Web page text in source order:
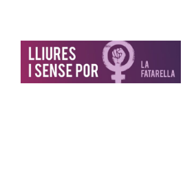
View
Larger
Image